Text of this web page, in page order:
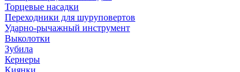
Торцевые насадки
Переходники для шуруповертов
Ударно-рычажный инструмент
Выколотки
Зубила
Кернеры
Киянки